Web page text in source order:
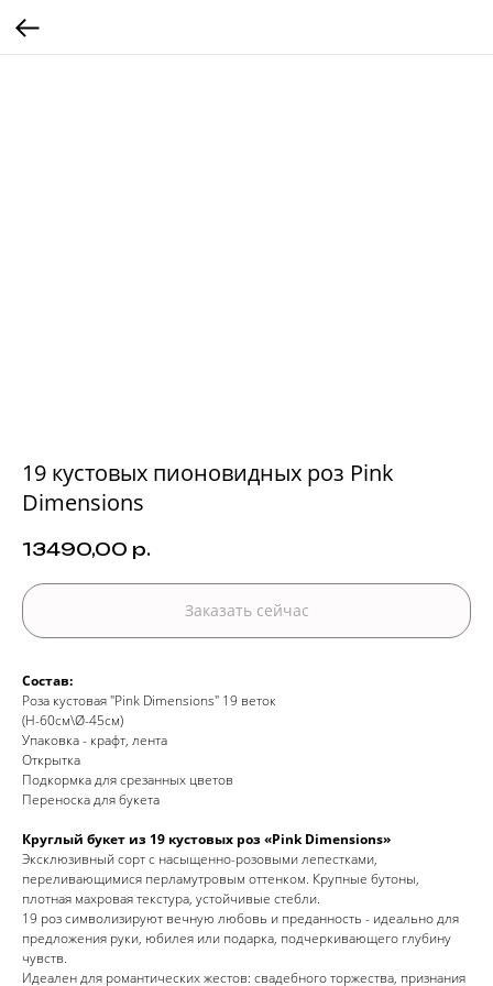
19 кустовых пионовидных роз Pink
Dimensions
13490,00 р.
Заказать сейчас
Состав:
Роза кустовая "Pink Dimensions" 19 веток
(H-60см\Ø-45см)
Упаковка - крафт, лента
Открытка
Подкормка для срезанных цветов
Переноска для букета
Круглый букет из 19 кустовых роз «Pink Dimensions»
Эксклюзивный сорт с насыщенно-розовыми лепестками,
переливающимися перламутровым оттенком. Крупные бутоны,
плотная махровая текстура, устойчивые стебли.
19 роз символизируют вечную любовь и преданность - идеально для
предложения руки, юбилея или подарка, подчеркивающего глубину
чувств.
Идеален для романтических жестов: свадебного торжества, признания